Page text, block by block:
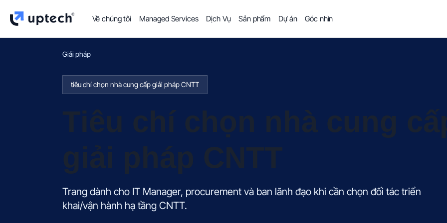
Về chúng tôi Managed Services Dịch Vụ Sản phẩm Dự án Góc nhìn
Giải pháp
tiêu chí chọn nhà cung cấp giải pháp CNTT
Tiêu chí chọn nhà cung
giải pháp CNTT
Trang dành cho IT Manager, procurement và ban lãnh đạo khi cần chọn đối tác triển
khai/vận hành hạ tầng CNTT.